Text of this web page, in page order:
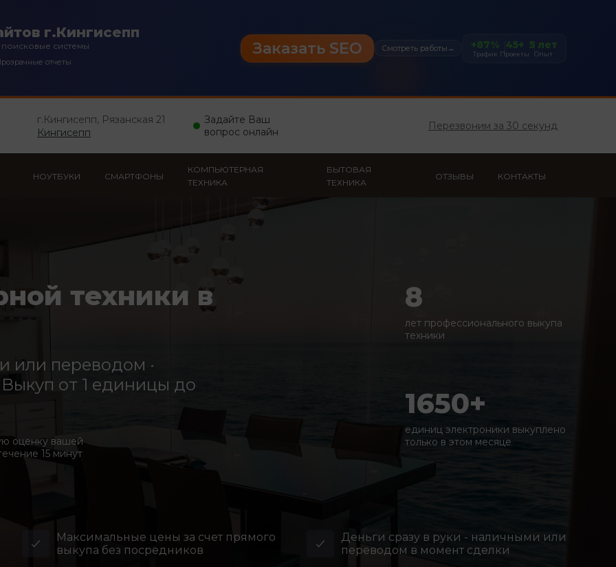
г.Кингисепп
системы
отчеты
Заказать SEO Смотреть работы → +87%
Трафик
45+
Проекты
5 лет
Опыт
г.Кингисепп, Рязанская 21
Кингисепп
Задайте Ваш
вопрос онлайн
Перезвоним за 30 секунд
НОУТБУКИ СМАРТФОНЫ
КОМПЬЮТЕРНАЯ
ТЕХНИКА
БЫТОВАЯ
ТЕХНИКА
ОТЗЫВЫ КОНТАКТЫ
техники в
или переводом ·
от 1 единицы до
оценку вашей
15 минут
8
лет профессионального выкупа
техники
1650+
единиц электроники выкуплено
только в этом месяце
Максимальные цены за счет прямого
выкупа без посредников
Деньги сразу в руки - наличными или
переводом в момент сделки